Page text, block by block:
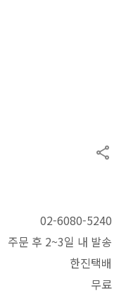
02-6080-5240
주문 후 2~3일 내 발송
한진택배
무료